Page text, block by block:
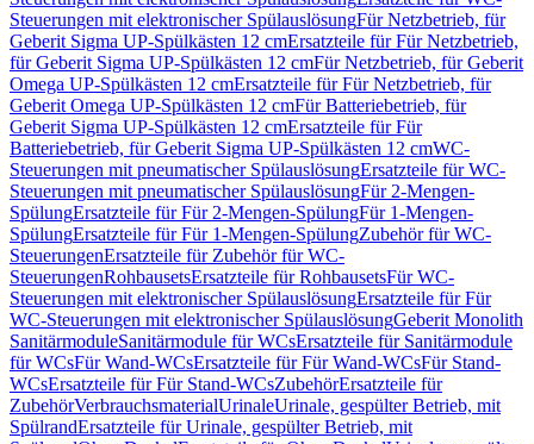
Steuerungen mit elektronischer SpülauslösungFür Netzbetrieb, für
Geberit Sigma UP-Spülkästen 12 cmErsatzteile für Für Netzbetrieb,
für Geberit Sigma UP-Spülkästen 12 cmFür Netzbetrieb, für Geberit
Omega UP-Spülkästen 12 cmErsatzteile für Für Netzbetrieb, für
Geberit Omega UP-Spülkästen 12 cmFür Batteriebetrieb, für
Geberit Sigma UP-Spülkästen 12 cmErsatzteile für Für
Batteriebetrieb, für Geberit Sigma UP-Spülkästen 12 cmWC-
Steuerungen mit pneumatischer SpülauslösungErsatzteile für WC-
Steuerungen mit pneumatischer SpülauslösungFür 2-Mengen-
SpülungErsatzteile für Für 2-Mengen-SpülungFür 1-Mengen-
SpülungErsatzteile für Für 1-Mengen-SpülungZubehör für WC-
SteuerungenErsatzteile für Zubehör für WC-
SteuerungenRohbausetsErsatzteile für RohbausetsFür WC-
Steuerungen mit elektronischer SpülauslösungErsatzteile für Für
WC-Steuerungen mit elektronischer SpülauslösungGeberit Monolith
SanitärmoduleSanitärmodule für WCsErsatzteile für Sanitärmodule
für WCsFür Wand-WCsErsatzteile für Für Wand-WCsFür Stand-
WCsErsatzteile für Für Stand-WCsZubehörErsatzteile für
ZubehörVerbrauchsmaterialUrinaleUrinale, gespülter Betrieb, mit
SpülrandErsatzteile für Urinale, gespülter Betrieb, mit